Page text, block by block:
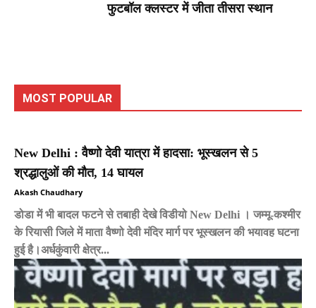
फुटबॉल क्लस्टर में जीता तीसरा स्थान
MOST POPULAR
New Delhi : वैष्णो देवी यात्रा में हादसा: भूस्खलन से 5
श्रद्धालुओं की मौत, 14 घायल
Akash Chaudhary
डोडा में भी बादल फटने से तबाही देखे विडीयो New Delhi । जम्मू-कश्मीर
के रियासी जिले में माता वैष्णो देवी मंदिर मार्ग पर भूस्खलन की भयावह घटना
हुई है।अर्धकुंवारी क्षेत्र...